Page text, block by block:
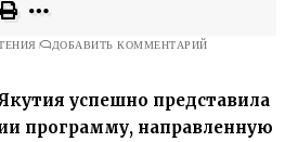
ДОБАВИТЬ КОММЕНТАРИЙ
успешно представила
программу, направленную